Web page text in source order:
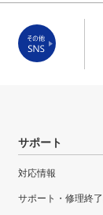
サポート
対応情報
サポート・修理終